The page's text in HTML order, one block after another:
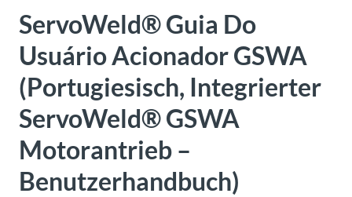
ServoWeld® Guia Do
Usuário Acionador GSWA
(Portugiesisch, Integrierter
ServoWeld® GSWA
Motorantrieb –
Benutzerhandbuch)
Kontakt
zu einem
Ingenieur
Kontakt
Neuigkeiten &
Veranstaltungen